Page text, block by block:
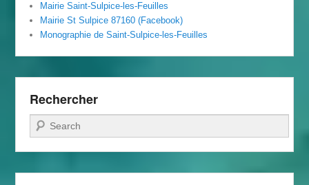
Mairie Saint-Sulpice-les-Feuilles
Mairie St Sulpice 87160 (Facebook)
Monographie de Saint-Sulpice-les-Feuilles
Rechercher
Recherche